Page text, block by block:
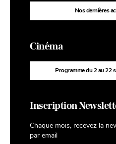
Nos dernières
Cinéma
Programme du 2 au 22
Inscription
Chaque mois, recevez la
par email